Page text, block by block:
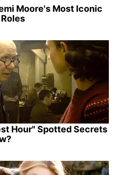
Moore's Most Iconic
Hour" Spotted Secrets